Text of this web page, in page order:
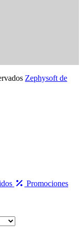
Zephysoft de
Promociones